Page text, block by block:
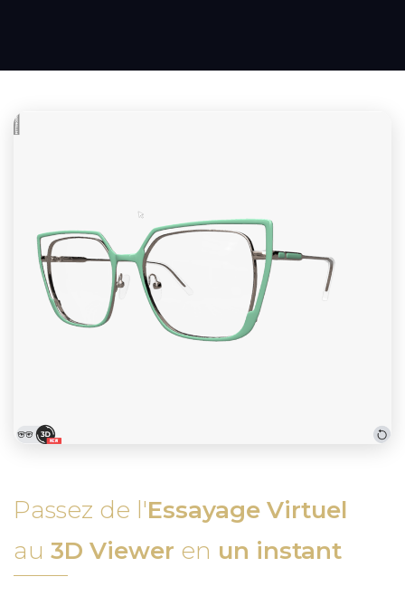
Passez de l'Essayage Virtuel
au 3D Viewer en un instant